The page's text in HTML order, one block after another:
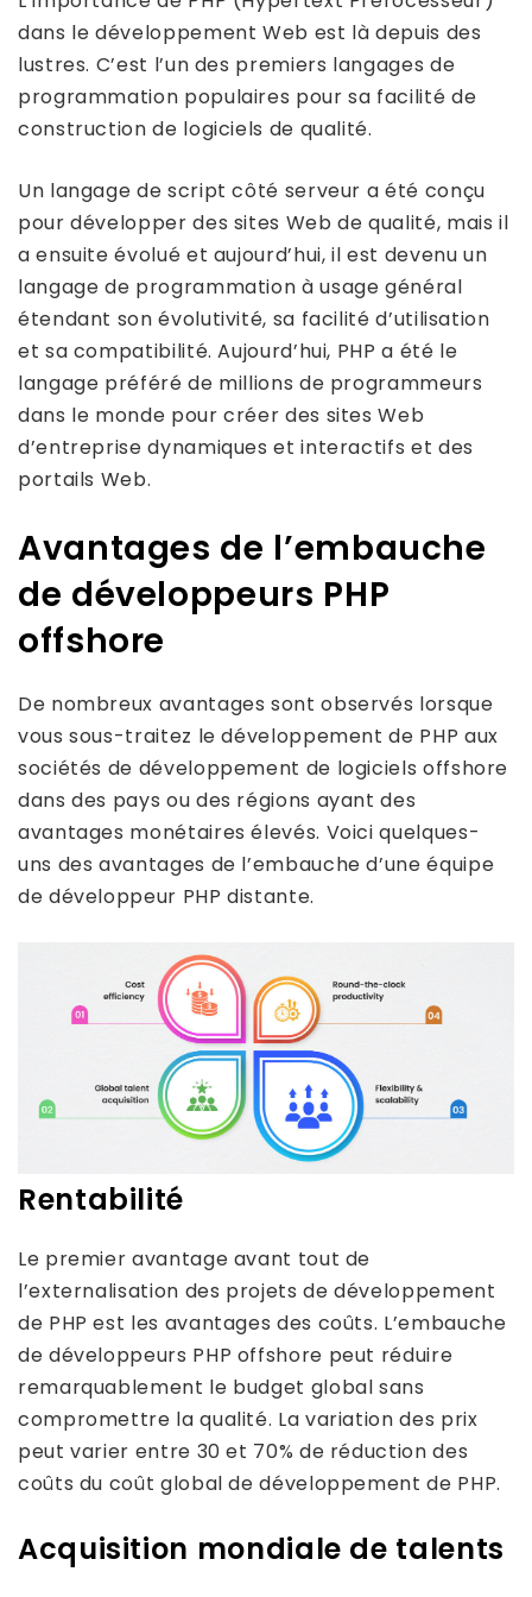
dans le développement Web est là depuis des
lustres. C’est l’un des premiers langages de
programmation populaires pour sa facilité de
construction de logiciels de qualité.
Un langage de script côté serveur a été conçu
pour développer des sites Web de qualité, mais il
a ensuite évolué et aujourd’hui, il est devenu un
langage de programmation à usage général
étendant son évolutivité, sa facilité d’utilisation
et sa compatibilité. Aujourd’hui, PHP a été le
langage préféré de millions de programmeurs
dans le monde pour créer des sites Web
d’entreprise dynamiques et interactifs et des
portails Web.
Avantages de l’embauche
de développeurs PHP
offshore
De nombreux avantages sont observés lorsque
vous sous-traitez le développement de PHP aux
sociétés de développement de logiciels offshore
dans des pays ou des régions ayant des
avantages monétaires élevés. Voici quelques-
uns des avantages de l’embauche d’une équipe
de développeur PHP distante.
Rentabilité
Le premier avantage avant tout de
l’externalisation des projets de développement
de PHP est les avantages des coûts. L’embauche
de développeurs PHP offshore peut réduire
remarquablement le budget global sans
compromettre la qualité. La variation des prix
peut varier entre 30 et 70% de réduction des
coûts du coût global de développement de PHP.
Acquisition mondiale de talents